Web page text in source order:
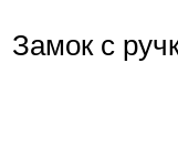
Замок с